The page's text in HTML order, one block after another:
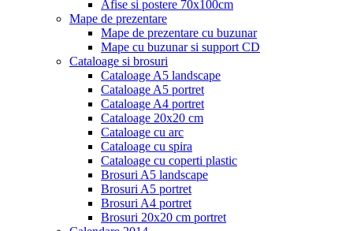
Afise si postere 70x100cm
Mape de prezentare
Mape de prezentare cu buzunar
Mape cu buzunar si support CD
Cataloage si brosuri
Cataloage A5 landscape
Cataloage A5 portret
Cataloage A4 portret
Cataloage 20x20 cm
Cataloage cu arc
Cataloage cu spira
Cataloage cu coperti plastic
Brosuri A5 landscape
Brosuri A5 portret
Brosuri A4 portret
Brosuri 20x20 cm portret